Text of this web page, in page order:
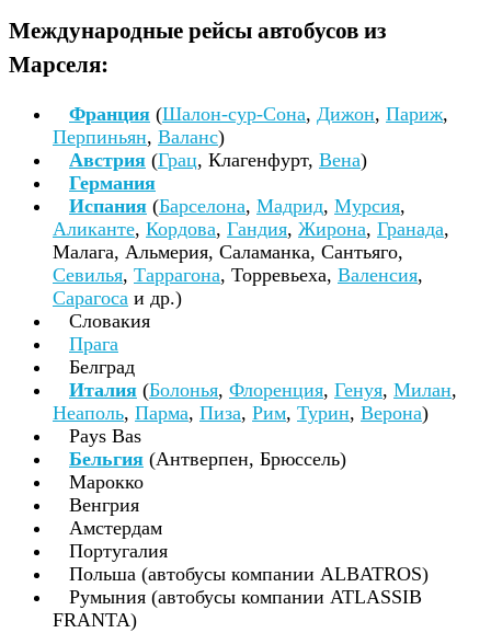
Международные рейсы автобусов из
Марселя:
Франция (Шалон-сур-Сона, Дижон, Париж,
Перпиньян, Валанс)
Австрия (Грац, Клагенфурт, Вена)
Германия
Испания (Барселона, Мадрид, Мурсия,
Аликанте, Кордова, Гандия, Жирона, Гранада,
Малага, Альмерия, Саламанка, Сантьяго,
Севилья, Таррагона, Торревьеха, Валенсия,
Сарагоса и др.)
Словакия
Прага
Белград
Италия (Болонья, Флоренция, Генуя, Милан,
Неаполь, Парма, Пиза, Рим, Турин, Верона)
Pays Bas
Бельгия (Антверпен, Брюссель)
Марокко
Венгрия
Амстердам
Португалия
Польша (автобусы компании ALBATROS)
Румыния (автобусы компании ATLASSIB
FRANTA)